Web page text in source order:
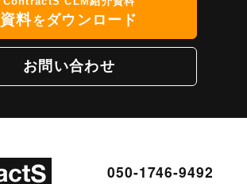
資料をダウンロード
お問い合わせ
050-1746-9492